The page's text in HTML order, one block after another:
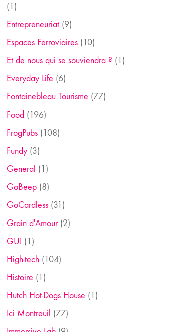
(1)
Entrepreneuriat(9)
Espaces Ferroviaires(10)
Et de nous qui se souviendra ? (1)
Everyday Life (6)
Fontainebleau Tourisme (77)
Food (196)
FrogPubs(108)
Fundy(3)
General (1)
GoBeep(8)
GoCardless(31)
Grain d'Amour(2)
GUI (1)
High-tech(104)
Histoire (1)
Hutch Hot-Dogs House (1)
Ici Montreuil (77)